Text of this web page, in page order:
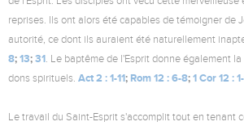
reprises. Ils ont alors été capables de témoigner de
autorité, ce dont ils auraient été naturellement
8; 13; 31. Le baptême de l'Esprit donne également
dons spirituels. Act 2 : 1-11; Rom 12 : 6-8; 1 Cor 12 :
Le travail du Saint-Esprit s'accomplit tout en tenant